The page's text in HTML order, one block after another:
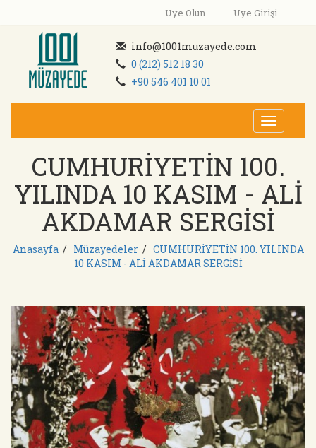
Üye Girişi
Üye Olun
info@1001muzayede.com
0 (212) 512 18 30
+90 546 401 10 01
Toggle
CUMHURİYETİN 100.
YILINDA 10 KASIM - ALİ
AKDAMAR SERGİSİ
Anasayfa/ Müzayedeler/ CUMHURİYETİN 100. YILINDA
10 KASIM - ALİ AKDAMAR SERGİSİ